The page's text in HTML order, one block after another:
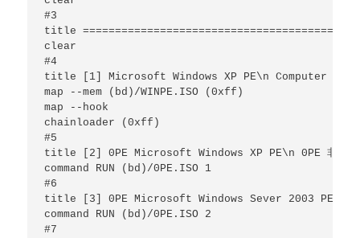
#3
title
clear
#4
title [1] Microsoft Windows XP PE\n Computer 120
map --mem (bd)/WINPE.ISO (0xff)
map --hook
chainloader (0xff)
#5
title [2] 0PE Microsoft Windows XP PE\n 0PE 非常规PE
command RUN (bd)/0PE.ISO 1
#6
title [3] 0PE Microsoft Windows Sever 2003 PE\n 0PE
command RUN (bd)/0PE.ISO 2
#7